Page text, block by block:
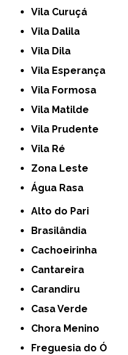
Vila Curuçá
Vila Dalila
Vila Dila
Vila Esperança
Vila Formosa
Vila Matilde
Vila Prudente
Vila Ré
Zona Leste
Água Rasa
Alto do Pari
Brasilândia
Cachoeirinha
Cantareira
Carandiru
Casa Verde
Chora Menino
Freguesia do Ó